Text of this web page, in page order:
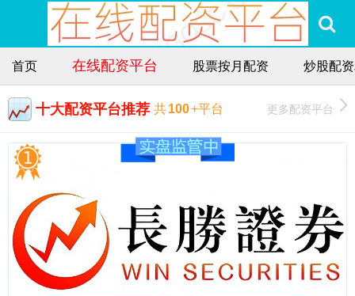
首页 在线配资平台 股票按月配资 炒股配
十大配资平台推荐 共100+平台 更多配资平台